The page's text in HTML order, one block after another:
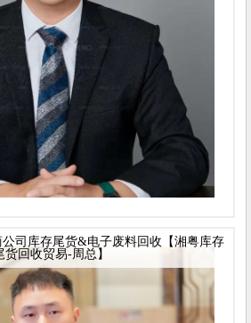
司库存尾货&电子废料回收【湘粤库存
货回收贸易-周总】